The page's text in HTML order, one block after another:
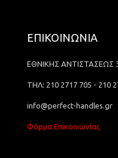
ΕΠΙΚΟΙΝΩΝΙΑ
ΕΘΝΙΚΗΣ ΑΝΤΙΣΤΑΣΕΩΣ
ΤΗΛ: 210 2717 705 - 210
info@perfect-handles.gr
Φόρμα Επικοινωνίας